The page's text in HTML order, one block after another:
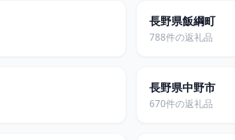
長野県飯綱町
788件の返礼品
長野県中野市
670件の返礼品